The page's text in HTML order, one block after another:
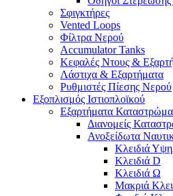
Σφιγκτήρες
Vented Loops
Φίλτρα Νερού
Accumulator Tanks
Κεφαλές Ντους &
Λάστιχα & Εξαρτήματα
Ρυθμιστές Πίεσης Νερού
Εξοπλισμός Ιστιοπλοϊκού
Εξαρτήματα
Διανομείς
Ανοξείδωτα
Κλειδιά
Κλειδιά D
Κλειδιά Ω
Μακριά